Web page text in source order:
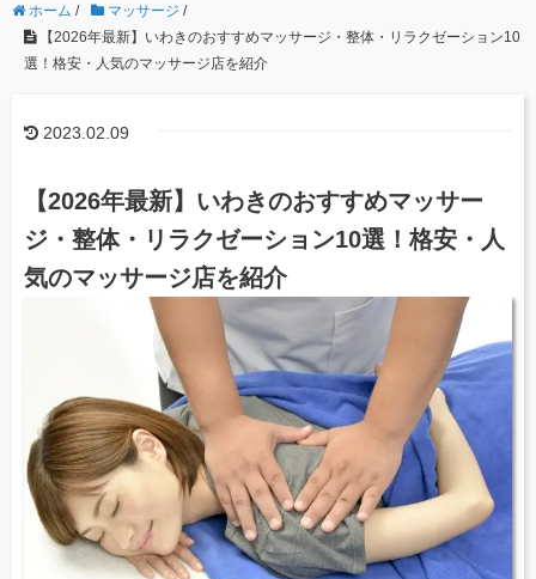
ホーム / マッサージ /
【2026年最新】いわきのおすすめマッサージ・整体・リラクゼーション10
選！格安・人気のマッサージ店を紹介
2023.02.09
【2026年最新】いわきのおすすめマッサー
ジ・整体・リラクゼーション10選！格安・人
気のマッサージ店を紹介